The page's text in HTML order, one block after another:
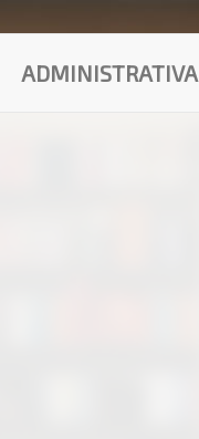
ADMINISTRATIVA